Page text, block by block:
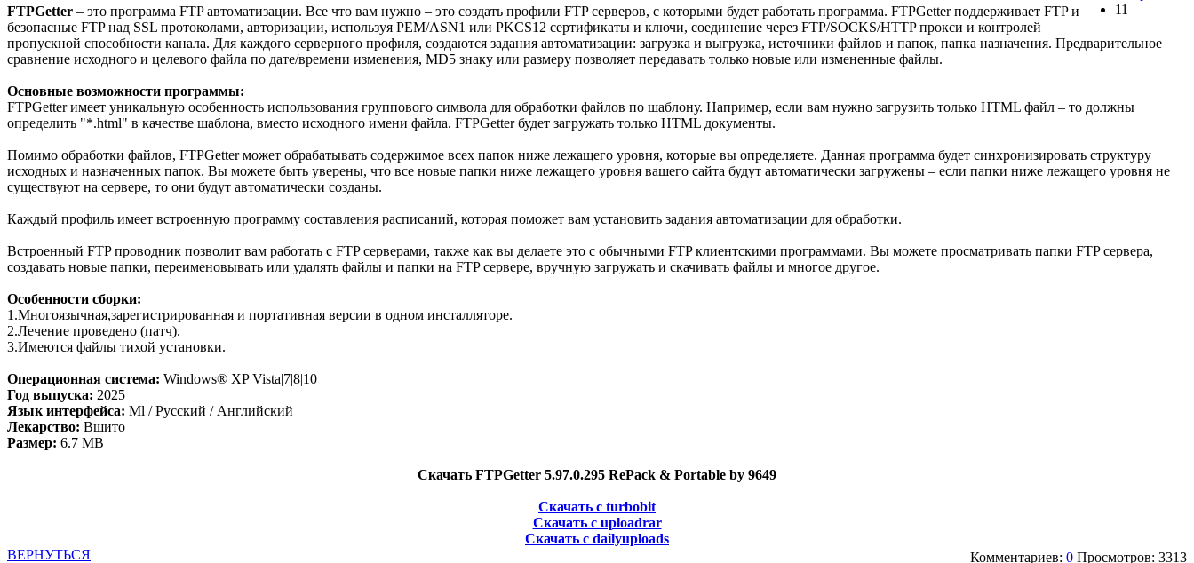
11
FTPGetter – это программа FTP автоматизации. Все что вам нужно – это создать профили FTP серверов, с которыми будет работать программа. FTPGetter поддерживает FTP и
безопасные FTP над SSL протоколами, авторизации, используя PEM/ASN1 или PKCS12 сертификаты и ключи, соединение через FTP/SOCKS/HTTP прокси и контролей
пропускной способности канала. Для каждого серверного профиля, создаются задания автоматизации: загрузка и выгрузка, источники файлов и папок, папка назначения. Предварительное
сравнение исходного и целевого файла по дате/времени изменения, MD5 знаку или размеру позволяет передавать только новые или измененные файлы.
Основные возможности программы:
FTPGetter имеет уникальную особенность использования группового символа для обработки файлов по шаблону. Например, если вам нужно загрузить только HTML файл – то должны
определить "*.html" в качестве шаблона, вместо исходного имени файла. FTPGetter будет загружать только HTML документы.
Помимо обработки файлов, FTPGetter может обрабатывать содержимое всех папок ниже лежащего уровня, которые вы определяете. Данная программа будет синхронизировать структуру
исходных и назначенных папок. Вы можете быть уверены, что все новые папки ниже лежащего уровня вашего сайта будут автоматически загружены – если папки ниже лежащего уровня не
существуют на сервере, то они будут автоматически созданы.
Каждый профиль имеет встроенную программу составления расписаний, которая поможет вам установить задания автоматизации для обработки.
Встроенный FTP проводник позволит вам работать с FTP серверами, также как вы делаете это с обычными FTP клиентскими программами. Вы можете просматривать папки FTP сервера,
создавать новые папки, переименовывать или удалять файлы и папки на FTP сервере, вручную загружать и скачивать файлы и многое другое.
Особенности сборки:
1.Многоязычная,зарегистрированная и портативная версии в одном инсталляторе.
2.Лечение проведено (патч).
3.Имеются файлы тихой установки.
Операционная система: Windows® XP|Vista|7|8|10
Год выпуска: 2025
Язык интерфейса: Ml / Русский / Английский
Лекарство: Вшито
Размер: 6.7 MB
Скачать FTPGetter 5.97.0.295 RePack & Portable by 9649
Скачать с turbobit
Скачать с uploadrar
Скачать с dailyuploads
ВЕРНУТЬСЯ
Комментариев: 0 Просмотров: 3313